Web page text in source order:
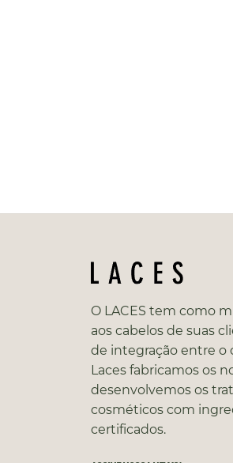
O LACES tem como
aos cabelos de suas
de integração entre o
Laces fabricamos os
desenvolvemos os
cosméticos com
certificados.